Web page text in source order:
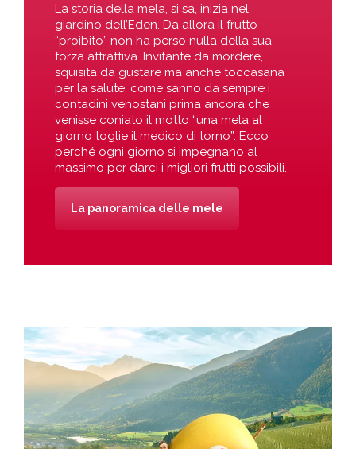
La storia della mela, si sa, inizia nel
giardino dell’Eden. Da allora il frutto
“proibito” non ha perso nulla della sua
forza attrattiva. Invitante da mordere,
squisita da gustare ma anche toccasana
per la salute, come sanno da sempre i
contadini venostani prima ancora che
venisse coniato il motto “una mela al
giorno toglie il medico di torno”. Ecco
perché ogni giorno si impegnano al
massimo per darci i migliori frutti possibili.
La panoramica delle mele